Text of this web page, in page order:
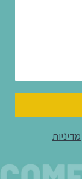
מדיניות